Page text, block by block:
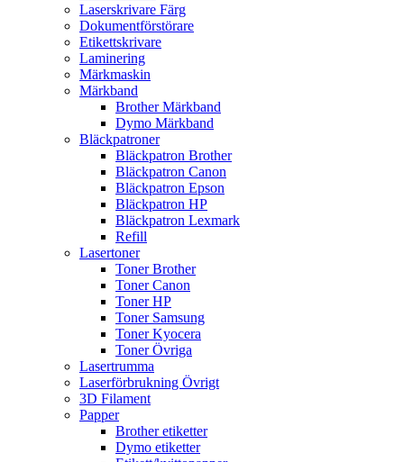
Laserskrivare Färg
Dokumentförstörare
Etikettskrivare
Laminering
Märkmaskin
Märkband
Brother Märkband
Dymo Märkband
Bläckpatroner
Bläckpatron Brother
Bläckpatron Canon
Bläckpatron Epson
Bläckpatron HP
Bläckpatron Lexmark
Refill
Lasertoner
Toner Brother
Toner Canon
Toner HP
Toner Samsung
Toner Kyocera
Toner Övriga
Lasertrumma
Laserförbrukning Övrigt
3D Filament
Papper
Brother etiketter
Dymo etiketter